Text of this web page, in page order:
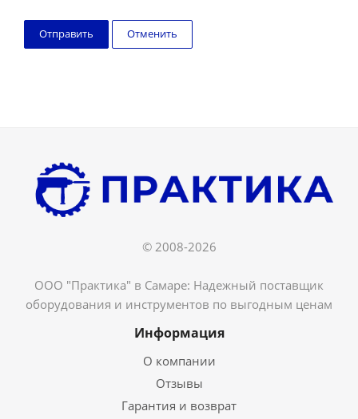
Отменить
© 2008-2026
ООО "Практика" в Самаре: Надежный поставщик
оборудования и инструментов по выгодным ценам
Информация
О компании
Отзывы
Гарантия и возврат